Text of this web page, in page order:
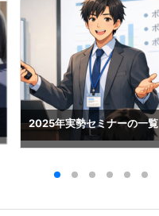
2025年実勢セミナーの一覧